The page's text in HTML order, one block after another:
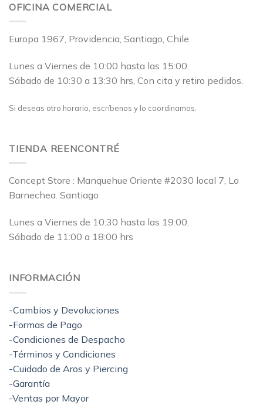
OFICINA COMERCIAL
Europa 1967, Providencia, Santiago, Chile.
Lunes a Viernes de 10:00 hasta las 15:00.
Sábado de 10:30 a 13:30 hrs, Con cita y retiro pedidos.
Si deseas otro horario, escríbenos y lo coordinamos.
TIENDA REENCONTRÉ
Concept Store : Manquehue Oriente #2030 local 7, Lo
Barnechea. Santiago
Lunes a Viernes de 10:30 hasta las 19:00.
Sábado de 11:00 a 18:00 hrs
INFORMACIÓN
-Cambios y Devoluciones
-Formas de Pago
-Condiciones de Despacho
-Términos y Condiciones
-Cuidado de Aros y Piercing
-Garantía
-Ventas por Mayor